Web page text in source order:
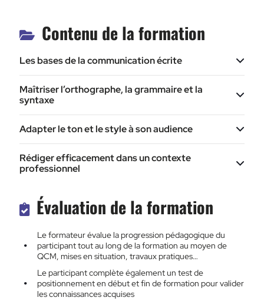
Contenu de la formation
Les bases de la communication écrite
Maîtriser l’orthographe, la grammaire et la
syntaxe
Adapter le ton et le style à son audience
Rédiger efficacement dans un contexte
professionnel
Évaluation de la formation
Le formateur évalue la progression pédagogique du
participant tout au long de la formation au moyen de
QCM, mises en situation, travaux pratiques…
Le participant complète également un test de
positionnement en début et fin de formation pour valider
les connaissances acquises